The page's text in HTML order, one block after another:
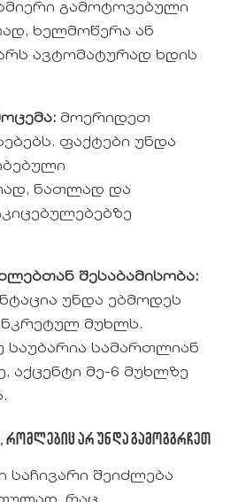
გამოტოვებული
ხელმოწერა ან
ავტომატურად ხდის
მოერიდეთ
ფაქტები უნდა
ნათლად და
შესაბამისობა:
უნდა ებმოდეს
მუხლს.
საუბარია სამართლიან
აქცენტი მე-6 მუხლზე
რომლებიც არ უნდა გამოგგრჩეთ
საჩივარი შეიძლება